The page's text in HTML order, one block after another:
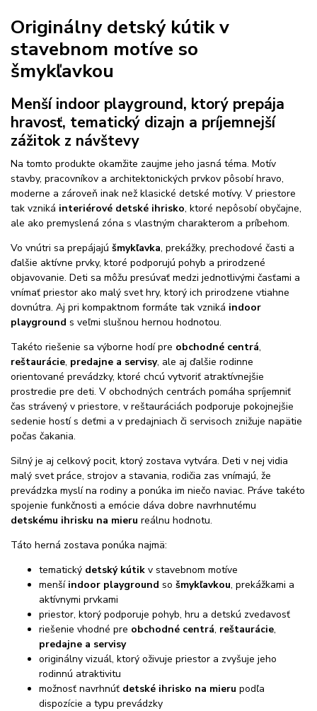
Originálny detský kútik v
stavebnom motíve so
šmykľavkou
Menší indoor playground, ktorý prepája
hravosť, tematický dizajn a príjemnejší
zážitok z návštevy
Na tomto produkte okamžite zaujme jeho jasná téma. Motív
stavby, pracovníkov a architektonických prvkov pôsobí hravo,
moderne a zároveň inak než klasické detské motívy. V priestore
tak vzniká interiérové detské ihrisko, ktoré nepôsobí obyčajne,
ale ako premyslená zóna s vlastným charakterom a príbehom.
Vo vnútri sa prepájajú šmykľavka, prekážky, prechodové časti a
ďalšie aktívne prvky, ktoré podporujú pohyb a prirodzené
objavovanie. Deti sa môžu presúvať medzi jednotlivými časťami a
vnímať priestor ako malý svet hry, ktorý ich prirodzene vtiahne
dovnútra. Aj pri kompaktnom formáte tak vzniká indoor
playground s veľmi slušnou hernou hodnotou.
Takéto riešenie sa výborne hodí pre obchodné centrá,
reštaurácie, predajne a servisy, ale aj ďalšie rodinne
orientované prevádzky, ktoré chcú vytvoriť atraktívnejšie
prostredie pre deti. V obchodných centrách pomáha spríjemniť
čas strávený v priestore, v reštauráciách podporuje pokojnejšie
sedenie hostí s deťmi a v predajniach či servisoch znižuje napätie
počas čakania.
Silný je aj celkový pocit, ktorý zostava vytvára. Deti v nej vidia
malý svet práce, strojov a stavania, rodičia zas vnímajú, že
prevádzka myslí na rodiny a ponúka im niečo naviac. Práve takéto
spojenie funkčnosti a emócie dáva dobre navrhnutému
detskému ihrisku na mieru reálnu hodnotu.
Táto herná zostava ponúka najmä:
tematický detský kútik v stavebnom motíve
menší indoor playground so šmykľavkou, prekážkami a
aktívnymi prvkami
priestor, ktorý podporuje pohyb, hru a detskú zvedavosť
riešenie vhodné pre obchodné centrá, reštaurácie,
predajne a servisy
originálny vizuál, ktorý oživuje priestor a zvyšuje jeho
rodinnú atraktivitu
možnosť navrhnúť detské ihrisko na mieru podľa
dispozície a typu prevádzky